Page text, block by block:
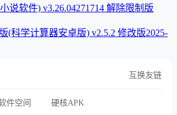
说软件) v3.26.04271714 解除限制版
(科学计算器安卓版) v2.5.2 修改版2025-
互换友链
件空间 硬核APK